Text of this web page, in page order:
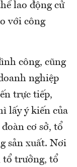
lao động cử
với công
công, cũng
nghiệp
trực tiếp,
lấy ý kiến của
cơ sở, tổ
sản xuất. Nơi
tổ trưởng, tổ